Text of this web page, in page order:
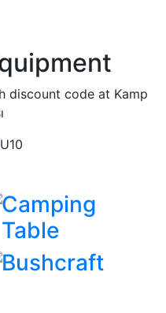
discount code at Kamp
Camping
Table
Bushcraft